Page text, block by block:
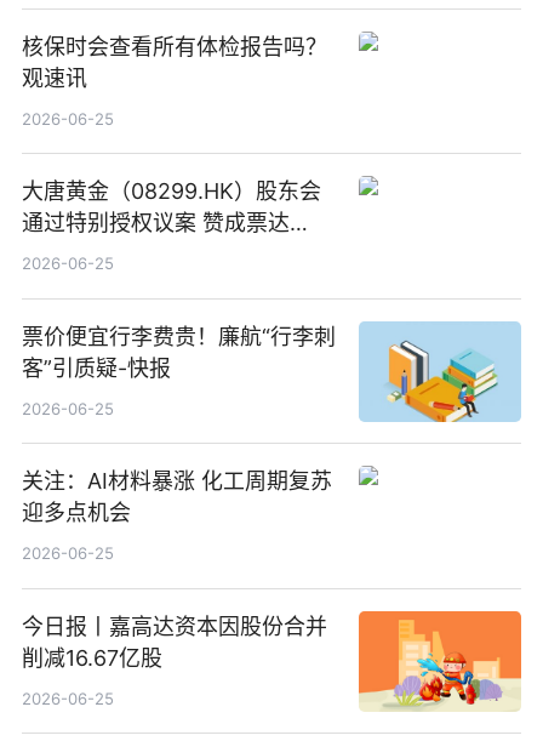
核保时会查看所有体检报告吗？
观速讯
2026-06-25
大唐黄金（08299.HK）股东会
通过特别授权议案 赞成票达
100%_新动态
2026-06-25
票价便宜行李费贵！廉航“行李刺
客”引质疑-快报
2026-06-25
关注：AI材料暴涨 化工周期复苏
迎多点机会
2026-06-25
今日报丨嘉高达资本因股份合并
削减16.67亿股
2026-06-25